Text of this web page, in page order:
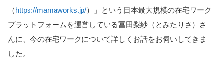
（https://mamaworks.jp/）」という日本最大規模の在宅ワーク
プラットフォームを運営している冨田梨紗（とみたりさ）さ
んに、今の在宅ワークについて詳しくお話をお伺いしてきま
した。